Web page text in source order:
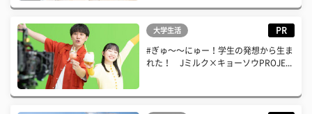
大学生活 PR
#ぎゅ〜〜にゅー！学生の発想から生ま
れた！ Jミルク×キョーソウPROJE...